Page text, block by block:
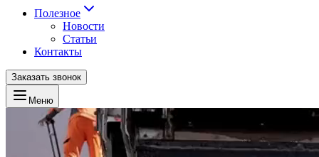
Полезное
Новости
Статьи
Контакты
Заказать звонок
Меню